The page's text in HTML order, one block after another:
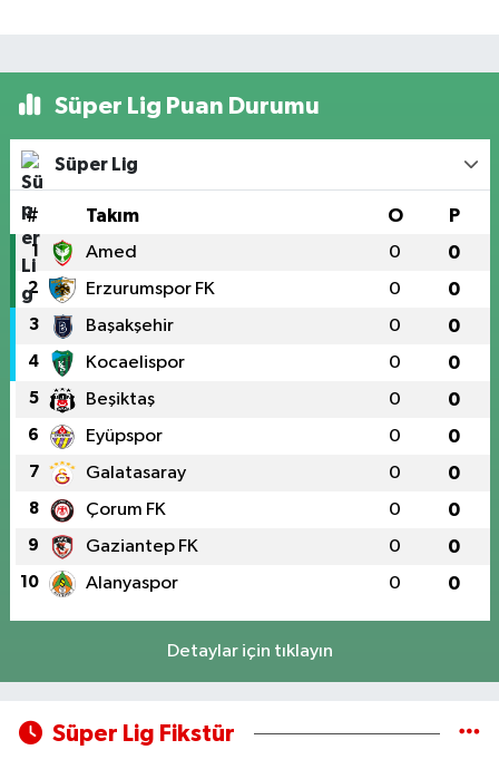
Süper Lig Puan Durumu
Süper Lig
# Takım O P
1 Amed 0 0
2 Erzurumspor FK 0 0
3 Başakşehir 0 0
4 Kocaelispor 0 0
5 Beşiktaş 0 0
6 Eyüpspor 0 0
7 Galatasaray 0 0
8 Çorum FK 0 0
9 Gaziantep FK 0 0
10 Alanyaspor 0 0
Detaylar için tıklayın
Süper Lig Fikstür